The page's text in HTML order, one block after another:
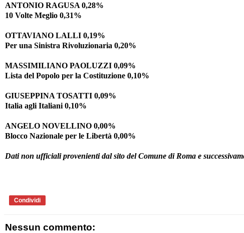
ANTONIO RAGUSA 0,28%
10 Volte Meglio 0,31%
OTTAVIANO LALLI 0,19%
Per una Sinistra Rivoluzionaria 0,20%
MASSIMILIANO PAOLUZZI 0,09%
Lista del Popolo per la Costituzione 0,10%
GIUSEPPINA TOSATTI 0,09%
Italia agli Italiani 0,10%
ANGELO NOVELLINO 0,00%
Blocco Nazionale per le Libertà 0,00%
Dati non ufficiali provenienti dal sito del Comune di Roma e
Condividi
Nessun commento: